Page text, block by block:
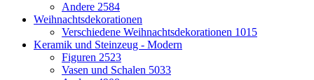
Andere 2584
Weihnachtsdekorationen
Verschiedene Weihnachtsdekorationen 1015
Keramik und Steinzeug - Modern
Figuren 2523
Vasen und Schalen 5033